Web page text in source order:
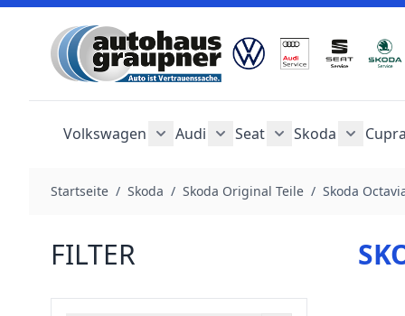
Zum Inhalt springen
Volkswagen
Audi
Seat
Skoda
Startseite / Skoda / Skoda Original Teile / Skoda
FILTER